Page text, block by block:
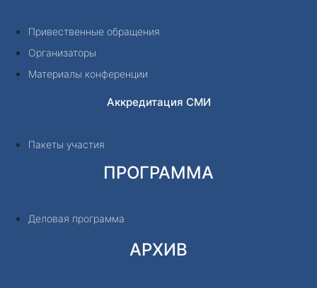
Привественные обращения
Организаторы
Материалы конференции
Аккредитация СМИ
Пакеты участия
ПРОГРАММА
Деловая программа
АРХИВ